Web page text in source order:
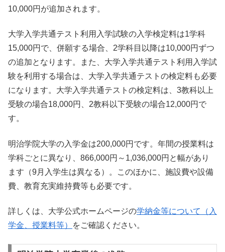
10,000円が追加されます。
大学入学共通テスト利用入学試験の入学検定料は1学科
15,000円で、併願する場合、2学科目以降は10,000円ずつ
の追加となります。また、大学入学共通テスト利用入学試
験を利用する場合は、大学入学共通テストの検定料も必要
になります。大学入学共通テストの検定料は、3教科以上
受験の場合18,000円、2教科以下受験の場合12,000円で
す。
明治学院大学の入学金は200,000円です。年間の授業料は
学科ごとに異なり、866,000円～1,036,000円と幅があり
ます（9月入学生は異なる）。このほかに、施設費や設備
費、教育充実維持費等も必要です。
詳しくは、大学公式ホームページの学納金等について（入
学金、授業料等）
をご確認ください。